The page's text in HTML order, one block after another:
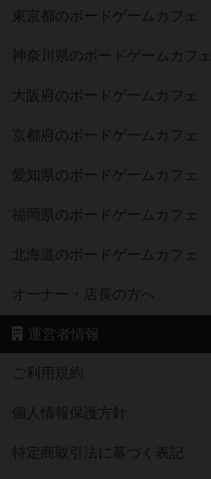
東京都のボードゲームカフェ
神奈川県のボードゲームカフェ
大阪府のボードゲームカフェ
京都府のボードゲームカフェ
愛知県のボードゲームカフェ
福岡県のボードゲームカフェ
北海道のボードゲームカフェ
オーナー・店長の方へ
運営者情報
ご利用規約
個人情報保護方針
特定商取引法に基づく表記